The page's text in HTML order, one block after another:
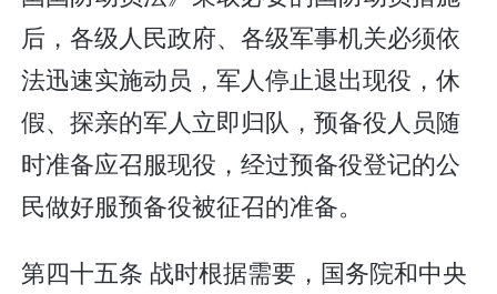
后，各级人民政府、各级军事机关必须依
法迅速实施动员，军人停止退出现役，休
假、探亲的军人立即归队，预备役人员随
时准备应召服现役，经过预备役登记的公
民做好服预备役被征召的准备。
第四十五条 战时根据需要，国务院和中央